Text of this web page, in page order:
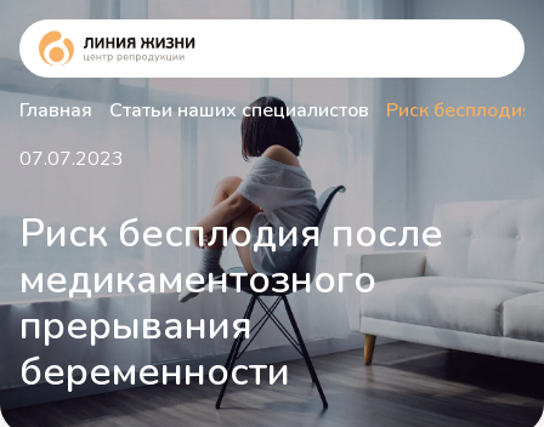
Главная Статьи наших специалистов
Риск бесплодия
07.07.2023
Риск бесплодия после
медикаментозного
прерывания
беременности